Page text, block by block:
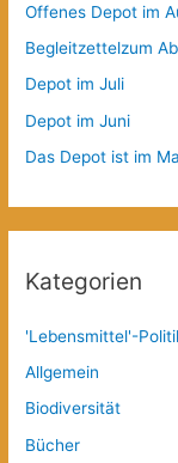
Offenes Depot im
Begleitzettelzum
Depot im Juli
Depot im Juni
Das Depot ist im
Kategorien
'Lebensmittel'-
Allgemein
Biodiversität
Bücher